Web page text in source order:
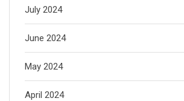
July 2024
June 2024
May 2024
April 2024